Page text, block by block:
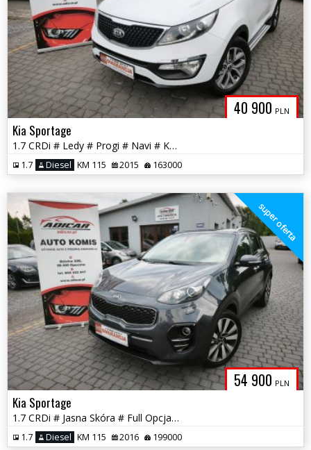
40 900 PLN
Kia Sportage
1.7 CRDi # Ledy # Progi # Navi # Kamera # Skóra # GWARANCJA !!!
1.7 Diesel KM 115 2015 163000
54 900 PLN
super oferta
Kia Sportage
1.7 CRDi # Jasna Skóra # Full Opcja # Piękna # Serwis # GWARANCJA !!
1.7 Diesel KM 115 2016 199000